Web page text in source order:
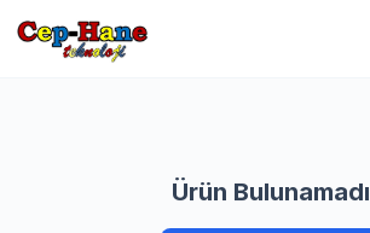
Ürün Bulunamadı